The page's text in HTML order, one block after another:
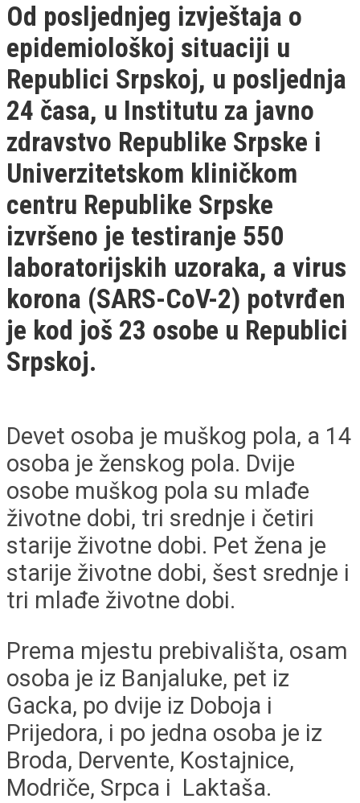
Od posljednjeg izvještaja o
epidemiološkoj situaciji u
Republici Srpskoj, u posljednja
24 časa, u Institutu za javno
zdravstvo Republike Srpske i
Univerzitetskom kliničkom
centru Republike Srpske
izvršeno je testiranje 550
laboratorijskih uzoraka, a virus
korona (SARS-CoV-2) potvrđen
je kod još 23 osobe u Republici
Srpskoj.
Devet osoba je muškog pola, a 14
osoba je ženskog pola. Dvije
osobe muškog pola su mlađe
životne dobi, tri srednje i četiri
starije životne dobi. Pet žena je
starije životne dobi, šest srednje i
tri mlađe životne dobi.
Prema mjestu prebivališta, osam
osoba je iz Banjaluke, pet iz
Gacka, po dvije iz Doboja i
Prijedora, i po jedna osoba je iz
Broda, Dervente, Kostajnice,
Modriče, Srpca i Laktaša.